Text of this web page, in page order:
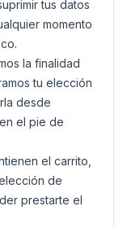
tus datos
momento
la finalidad
tu elección
desde
el pie de
el carrito,
de
prestarte el